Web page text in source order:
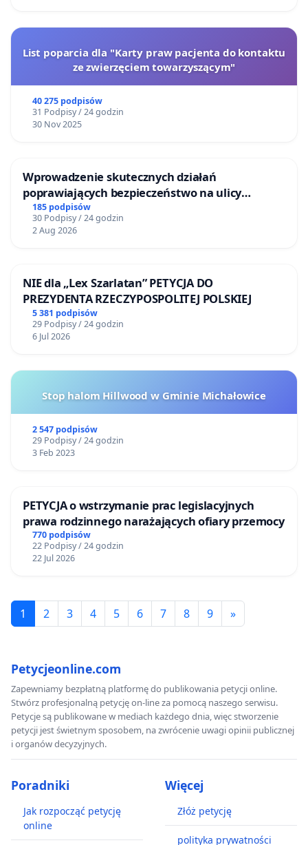
List poparcia dla "Karty praw pacjenta do kontaktu
ze zwierzęciem towarzyszącym"
40 275 podpisów
31 Podpisy / 24 godzin
30 Nov 2025
Wprowadzenie skutecznych działań
poprawiających bezpieczeństwo na ulicy
Żeromskiego w Otwocku
185 podpisów
30 Podpisy / 24 godzin
2 Aug 2026
NIE dla „Lex Szarlatan” PETYCJA DO
PREZYDENTA RZECZYPOSPOLITEJ POLSKIEJ
5 381 podpisów
29 Podpisy / 24 godzin
6 Jul 2026
Stop halom Hillwood w Gminie Michałowice
2 547 podpisów
29 Podpisy / 24 godzin
3 Feb 2023
PETYCJA o wstrzymanie prac legislacyjnych
prawa rodzinnego narażających ofiary przemocy
770 podpisów
22 Podpisy / 24 godzin
22 Jul 2026
1 2 3 4 5 6 7 8 9 »
Petycjeonline.com
Zapewniamy bezpłatną platformę do publikowania petycji online.
Stwórz profesjonalną petycję on-line za pomocą naszego serwisu.
Petycje są publikowane w mediach każdego dnia, więc stworzenie
petycji jest świetnym sposobem, na zwrócenie uwagi opinii publicznej
i organów decyzyjnych.
Poradniki
Jak rozpocząć petycję
online
Więcej
Złóż petycję
polityka prywatności